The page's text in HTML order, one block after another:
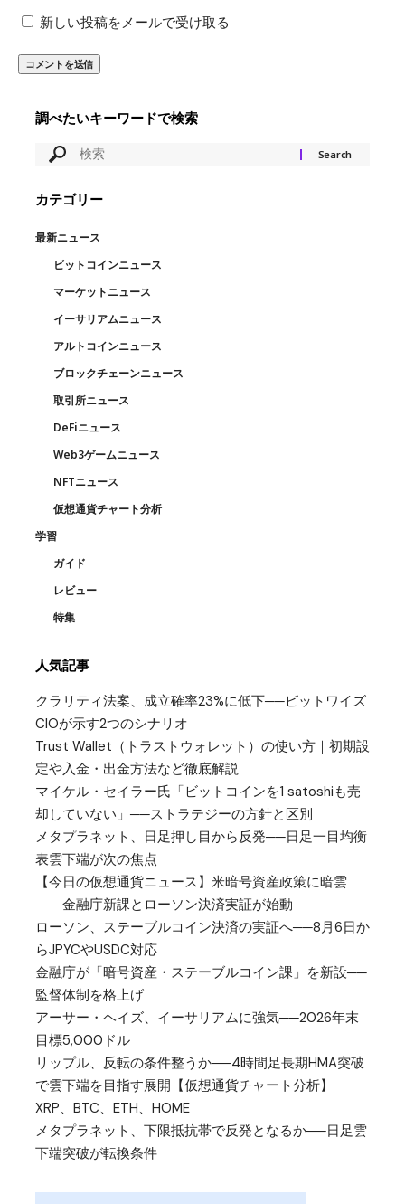
新しい投稿をメールで受け取る
調べたいキーワードで検索
カテゴリー
最新ニュース
ビットコインニュース
マーケットニュース
イーサリアムニュース
アルトコインニュース
ブロックチェーンニュース
取引所ニュース
DeFiニュース
Web3ゲームニュース
NFTニュース
仮想通貨チャート分析
学習
ガイド
レビュー
特集
人気記事
クラリティ法案、成立確率23%に低下──ビットワイズ
CIOが示す2つのシナリオ
Trust Wallet（トラストウォレット）の使い方｜初期設
定や入金・出金方法など徹底解説
マイケル・セイラー氏「ビットコインを1 satoshiも売
却していない」──ストラテジーの方針と区別
メタプラネット、日足押し目から反発──日足一目均衡
表雲下端が次の焦点
【今日の仮想通貨ニュース】米暗号資産政策に暗雲
――金融庁新課とローソン決済実証が始動
ローソン、ステーブルコイン決済の実証へ──8月6日か
らJPYCやUSDC対応
金融庁が「暗号資産・ステーブルコイン課」を新設──
監督体制を格上げ
アーサー・ヘイズ、イーサリアムに強気──2026年末
目標5,000ドル
リップル、反転の条件整うか──4時間足長期HMA突破
で雲下端を目指す展開【仮想通貨チャート分析】
XRP、BTC、ETH、HOME
メタプラネット、下限抵抗帯で反発となるか──日足雲
下端突破が転換条件